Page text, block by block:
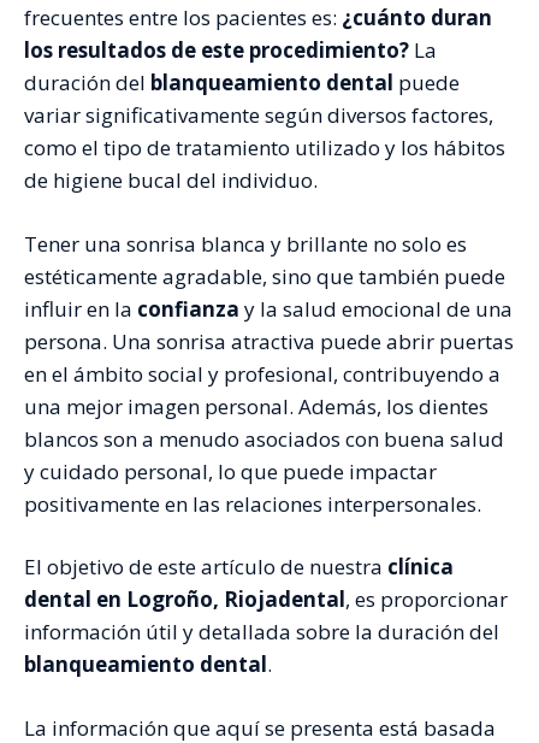
frecuentes entre los pacientes es: ¿cuánto duran
los resultados de este procedimiento? La
duración del blanqueamiento dental puede
variar significativamente según diversos factores,
como el tipo de tratamiento utilizado y los hábitos
de higiene bucal del individuo.
Tener una sonrisa blanca y brillante no solo es
estéticamente agradable, sino que también puede
influir en la confianza y la salud emocional de una
persona. Una sonrisa atractiva puede abrir puertas
en el ámbito social y profesional, contribuyendo a
una mejor imagen personal. Además, los dientes
blancos son a menudo asociados con buena salud
y cuidado personal, lo que puede impactar
positivamente en las relaciones interpersonales.
El objetivo de este artículo de nuestra clínica
dental en Logroño, Riojadental, es proporcionar
información útil y detallada sobre la duración del
blanqueamiento dental.
La información que aquí se presenta está basada